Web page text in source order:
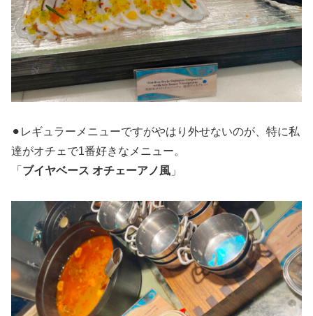
⚫︎レギュラーメニューですがやはり外せないのが、特に私
達がオチェで1番好きなメニュー。
「 ブイヤベース オチェーアノ風 」